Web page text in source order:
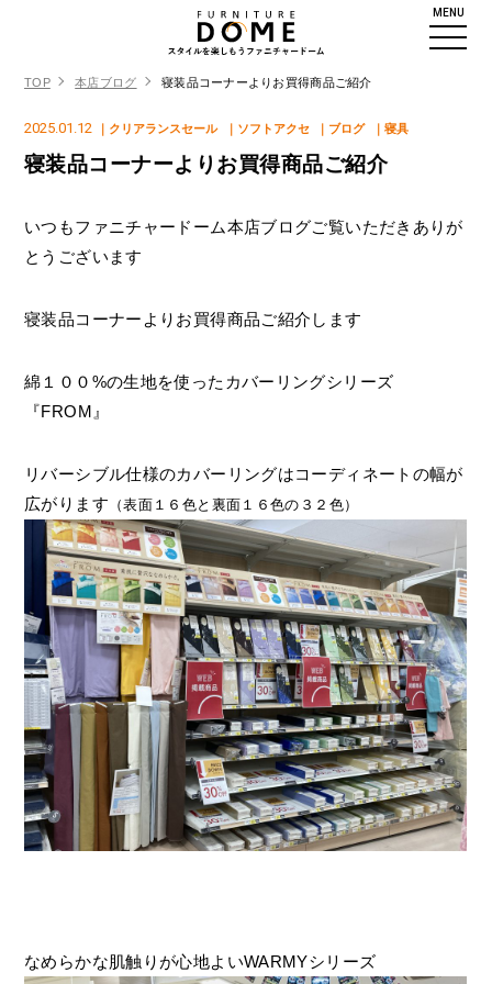
MENU
TOP 本店ブログ 寝装品コーナーよりお買得商品ご紹介
2025.01.12 ｜クリアランスセール ｜ソフトアクセ ｜ブログ ｜寝具
寝装品コーナーよりお買得商品ご紹介
いつもファニチャードーム本店ブログご覧いただきありが
とうございます
寝装品コーナーよりお買得商品ご紹介します
綿１００%の生地を使ったカバーリングシリーズ
『FROM』
リバーシブル仕様のカバーリングはコーディネートの幅が
広がります （表面１６色と裏面１６色の３２色）
なめらかな肌触りが心地よいWARMYシリーズ